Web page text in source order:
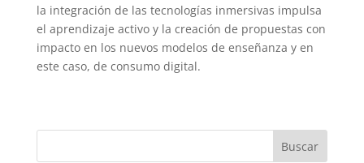
la integración de las tecnologías inmersivas impulsa
el aprendizaje activo y la creación de propuestas con
impacto en los nuevos modelos de enseñanza y en
este caso, de consumo digital.
Buscar